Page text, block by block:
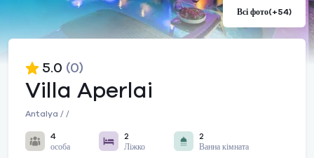
Всі фото(+54)
Villa Aperlai
Antalya / /
5.0 (0)
4
особа
2
Ліжко
2
Ванна кімната